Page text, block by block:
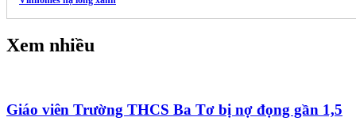
Xem nhiều
Giáo viên Trường THCS Ba Tơ bị nợ đọng gần 1,5